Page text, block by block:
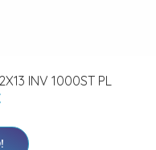
INV 1000ST PL